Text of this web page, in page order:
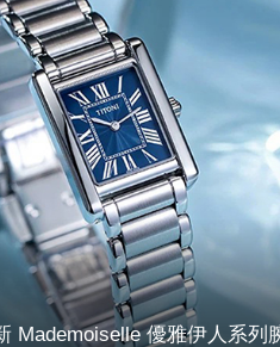
Mademoiselle 優雅伊人系